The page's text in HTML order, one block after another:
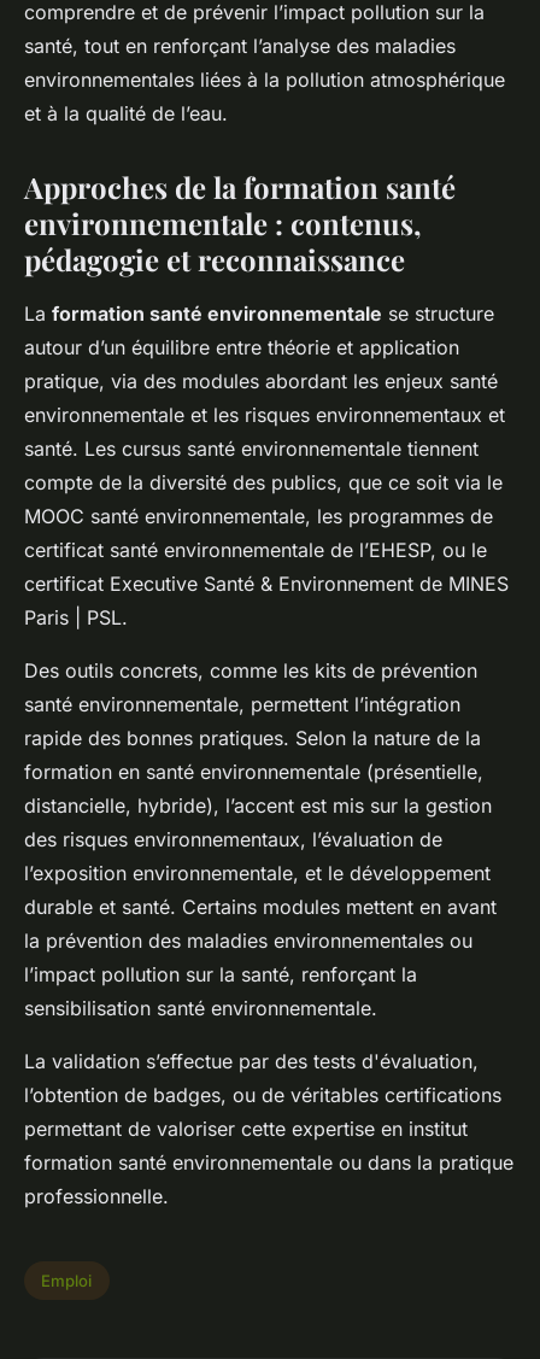
comprendre et de prévenir l’impact pollution sur la
santé, tout en renforçant l’analyse des maladies
environnementales liées à la pollution atmosphérique
et à la qualité de l’eau.
Approches de la formation santé
environnementale : contenus,
pédagogie et reconnaissance
La formation santé environnementale se structure
autour d’un équilibre entre théorie et application
pratique, via des modules abordant les enjeux santé
environnementale et les risques environnementaux et
santé. Les cursus santé environnementale tiennent
compte de la diversité des publics, que ce soit via le
MOOC santé environnementale, les programmes de
certificat santé environnementale de l’EHESP, ou le
certificat Executive Santé & Environnement de MINES
Paris | PSL.
Des outils concrets, comme les kits de prévention
santé environnementale, permettent l’intégration
rapide des bonnes pratiques. Selon la nature de la
formation en santé environnementale (présentielle,
distancielle, hybride), l’accent est mis sur la gestion
des risques environnementaux, l’évaluation de
l’exposition environnementale, et le développement
durable et santé. Certains modules mettent en avant
la prévention des maladies environnementales ou
l’impact pollution sur la santé, renforçant la
sensibilisation santé environnementale.
La validation s’effectue par des tests d'évaluation,
l’obtention de badges, ou de véritables certifications
permettant de valoriser cette expertise en institut
formation santé environnementale ou dans la pratique
professionnelle.
Emploi